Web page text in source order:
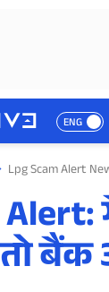
ENG
Lpg Scam Alert
बैंक